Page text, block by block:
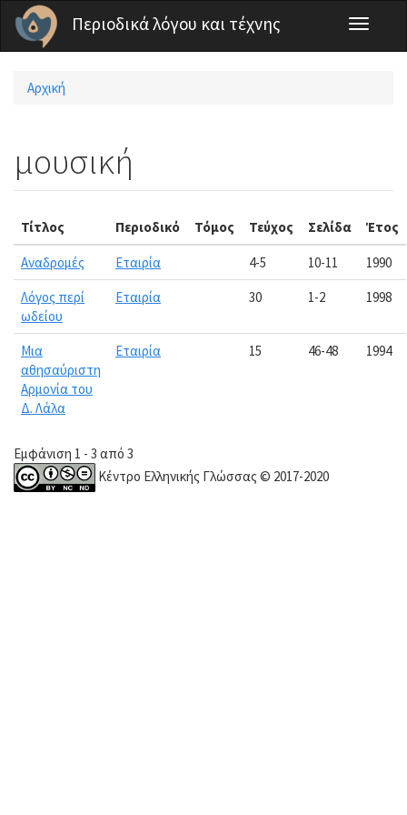
Παράκαμψη προς το κυρίως περιεχόμενο
Περιοδικά λόγου και τέχνης
Toggle
Είστε εδώ
Αρχική
μουσική
Τίτλος Περιοδικό Τόμος Τεύχος Σελίδα Έτος
Αναδρομές Εταιρία 4-5 10-11
1990
Λόγος περί
ωδείου
Εταιρία 30 1-2 1998
Μια
αθησαύριστη
Αρμονία του
Δ. Λάλα
Εταιρία 15 46-48 1994
Εμφάνιση 1 - 3 από 3
Κέντρο Ελληνικής Γλώσσας © 2017-2020